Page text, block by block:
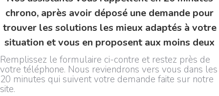
chrono, après avoir déposé une demande pour
trouver les solutions les mieux adaptés à votre
situation et vous en proposent aux moins deux
Remplissez le formulaire ci-contre et restez près de
votre téléphone. Nous reviendrons vers vous dans les
20 minutes qui suivent votre demande faite sur notre
site.